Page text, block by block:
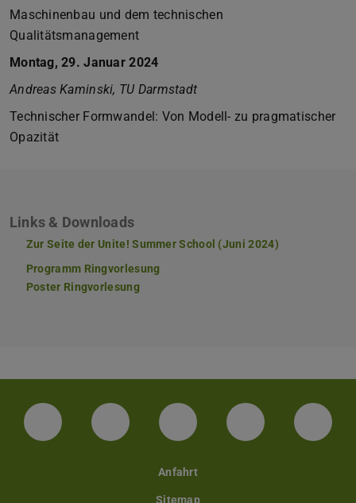
Maschinenbau und dem technischen
Qualitätsmanagement
Montag, 29. Januar 2024
Andreas Kaminski, TU Darmstadt
Technischer Formwandel: Von Modell- zu pragmatischer
Opazität
Links & Downloads
Zur Seite der Unite! Summer School (Juni 2024)
Programm Ringvorlesung
Poster Ringvorlesung(PDF-Datei)
(wird in neuem Tab geöffnet)
Facebook Instagram TikTok Bluesky
Anfahrt
Sitemap